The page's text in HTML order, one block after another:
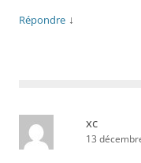
Répondre ↓
xc
13